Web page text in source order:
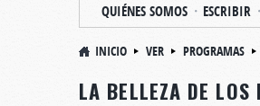
QUIÉNES SOMOS ESCRIBIR
INICIO VER PROGRAMAS
LA BELLEZA DE LOS